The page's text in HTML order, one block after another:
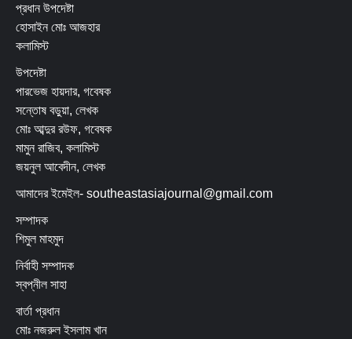
প্রধান উপদেষ্টা
হোসাইন মোঃ আজহার
কলামিস্ট
উপদেষ্টা
পারভেজ হায়দার, গবেষক
সন্তোষ বড়ুয়া, লেখক
মোঃ আব্দুর রউফ, গবেষক
মামুন রাজিব, কলামিস্ট
জয়নুল আবেদীন, লেখক
আমাদের ইমেইল- southeastasiajournal@gmail.com
সম্পাদক
শিমুল মাহমুদ
নির্বাহী সম্পাদক
স্বপ্নীল সাহা
বার্তা প্রধান
মোঃ নজরুল ইসলাম খান